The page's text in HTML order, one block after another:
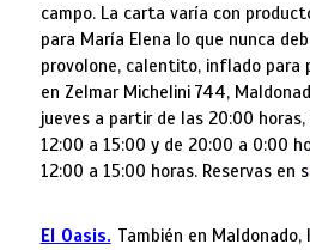
campo. La carta varía con
para María Elena lo que nunca
provolone, calentito, inflado para
en Zelmar Michelini 744,
jueves a partir de las 20:00 horas,
12:00 a 15:00 y de 20:00 a 0:00
12:00 a 15:00 horas. Reservas en
El Oasis. También en